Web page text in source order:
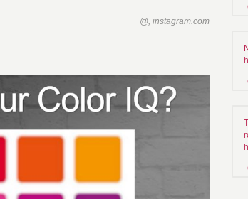
@, instagram.com